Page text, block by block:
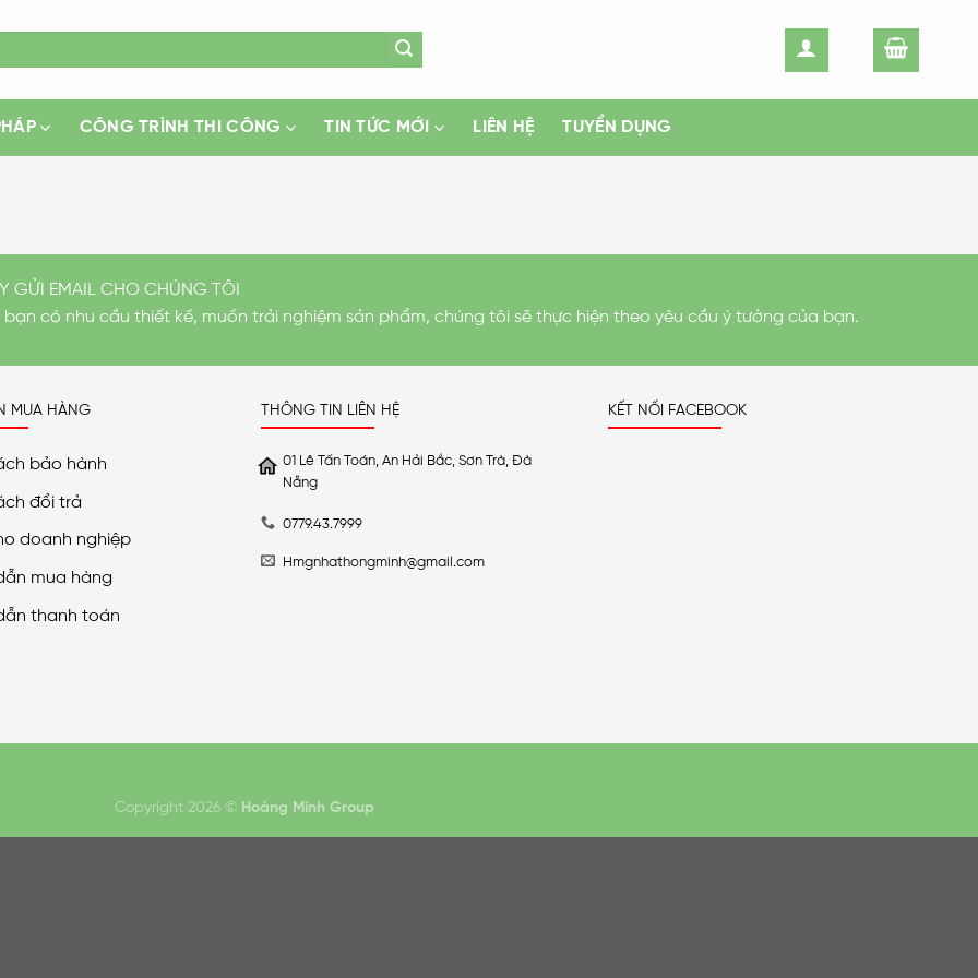
CÔNG TRÌNH THI CÔNG TIN TỨC MỚI LIÊN HỆ TUYỂN DỤNG
GỬI EMAIL CHO CHÚNG TÔI
bạn có nhu cầu thiết kế, muốn trải nghiệm sản phẩm, chúng tôi sẽ thực hiện theo yêu cầu ý tưởng của bạn.
MUA HÀNG
bảo hành
đổi trả
doanh nghiệp
mua hàng
thanh toán
THÔNG TIN LIÊN HỆ
01 Lê Tấn Toán, An Hải Bắc, Sơn Trà, Đà
Nẵng
0779.43.7999
Hmgnhathongminh@gmail.com
KẾT NỐI FACEBOOK
Copyright 2026 © Hoàng Minh Group